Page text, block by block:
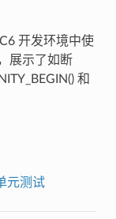
开发环境中使
展示了如断
和
元测试